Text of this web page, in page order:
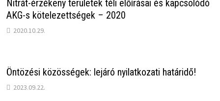
Nitrát-érzékeny területek téli előírásai és kapcsolódó
AKG-s kötelezettségek – 2020
2020.10.29.
Öntözési közösségek: lejáró nyilatkozati határidő!
2023.09.22.